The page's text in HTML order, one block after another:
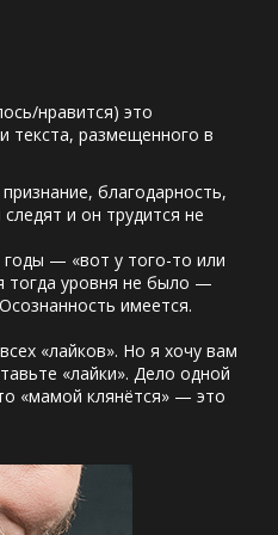
нравится) это
текста, размещенного в
благодарность,
и он трудится не
— «вот у того-то или
тогда уровня не было —
имеется.
«лайков». Но я хочу вам
«лайки». Дело одной
«мамой клянётся» — это